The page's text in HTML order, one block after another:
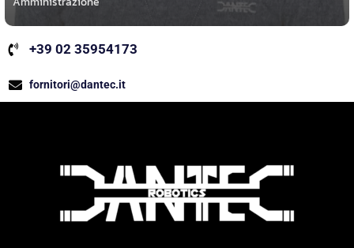
+39 02 35954173
fornitori@dantec.it